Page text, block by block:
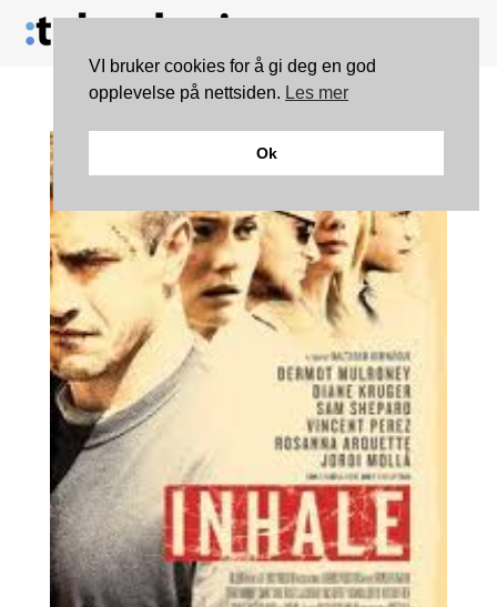
VI bruker cookies for å gi deg en god
opplevelse på nettsiden. Les mer
Ok